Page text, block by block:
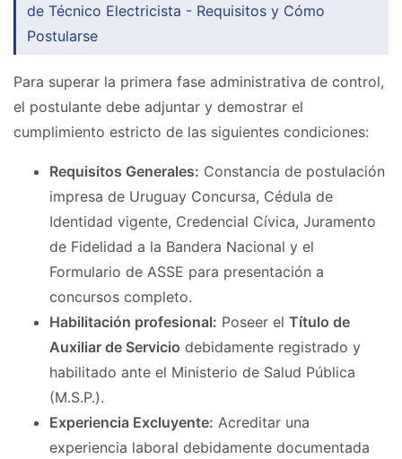
de Técnico Electricista - Requisitos y Cómo
Postularse
Para superar la primera fase administrativa de control,
el postulante debe adjuntar y demostrar el
cumplimiento estricto de las siguientes condiciones:
Requisitos Generales: Constancia de postulación
impresa de Uruguay Concursa, Cédula de
Identidad vigente, Credencial Cívica, Juramento
de Fidelidad a la Bandera Nacional y el
Formulario de ASSE para presentación a
concursos completo.
Habilitación profesional: Poseer el Título de
Auxiliar de Servicio debidamente registrado y
habilitado ante el Ministerio de Salud Pública
(M.S.P.).
Experiencia Excluyente: Acreditar una
experiencia laboral debidamente documentada